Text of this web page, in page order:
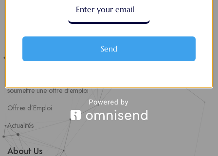
8 Décisions Importantes Pour Ne Pas Vivre Avec Des Regrets
Espace Employeurs
soumettre une offre d’emploi
Offres d’Emploi
Actualités
About Us
Send